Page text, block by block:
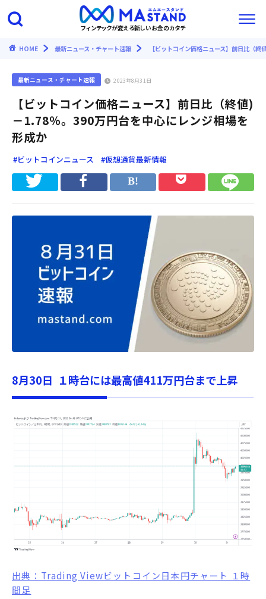
フィンテックが変える新しいお金のカタチ
HOME 最新ニュース・チャート速報 【ビットコイン価格ニュース】前日比（
最新ニュース・チャート速報 2023年8月31日
【ビットコイン価格ニュース】前日比（終値)
－1.78％。390万円台を中心にレンジ相場を
形成か
#ビットコインニュース #仮想通貨最新情報
8月30日 １時台には最高値411万円台まで上昇
出典：Trading Viewビットコイン日本円チャート １時
間足